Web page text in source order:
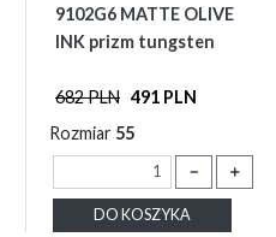
9102G6 MATTE OLIVE
INK prizm tungsten
682 PLN 491 PLN
Rozmiar 55
－ ＋
DO KOSZYKA